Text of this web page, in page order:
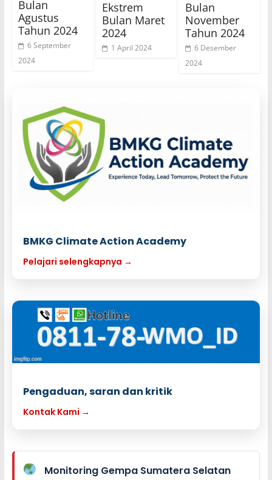
Bulan
Agustus
Tahun 2024
6 September
2024
Ekstrem
Bulan Maret
2024
1 April 2024
Bulan
November
Tahun 2024
6 Desember
2024
BMKG Climate Action Academy
Pelajari selengkapnya →
Pengaduan, saran dan kritik
Kontak Kami →
Monitoring Gempa Sumatera Selatan